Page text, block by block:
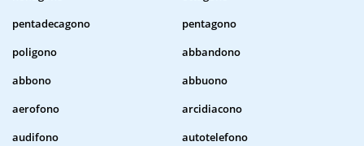
pentadecagono
pentagono
poligono
abbandono
abbono
abbuono
aerofono
arcidiacono
audifono
autotelefono